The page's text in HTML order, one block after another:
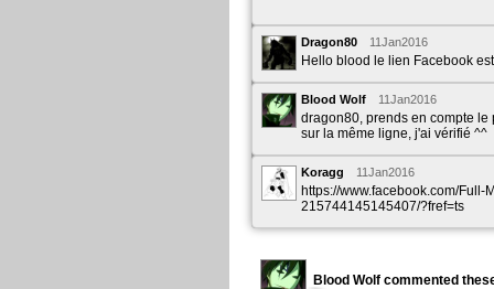
Dragon80 11Jan2016
Hello blood le lien Facebook
Blood Wolf 11Jan2016
dragon80, prends en compte le
sur la même ligne, j'ai vérifié ^^
Koragg 11Jan2016
https://www.facebook.com/Full-
215744145145407/?fref=ts
Blood Wolf commented